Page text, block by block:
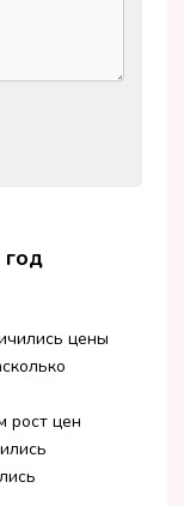
цены
рост цен